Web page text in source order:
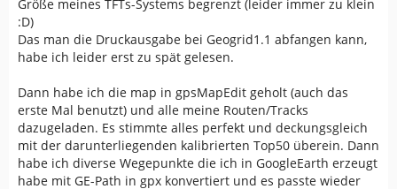
Größe meines TFTs-Systems begrenzt (leider immer zu klein
:D)
Das man die Druckausgabe bei Geogrid1.1 abfangen kann,
habe ich leider erst zu spät gelesen.
Dann habe ich die map in gpsMapEdit geholt (auch das
erste Mal benutzt) und alle meine Routen/Tracks
dazugeladen. Es stimmte alles perfekt und deckungsgleich
mit der darunterliegenden kalibrierten Top50 überein. Dann
habe ich diverse Wegepunkte die ich in GoogleEarth erzeugt
habe mit GE-Path in gpx konvertiert und es passte wieder